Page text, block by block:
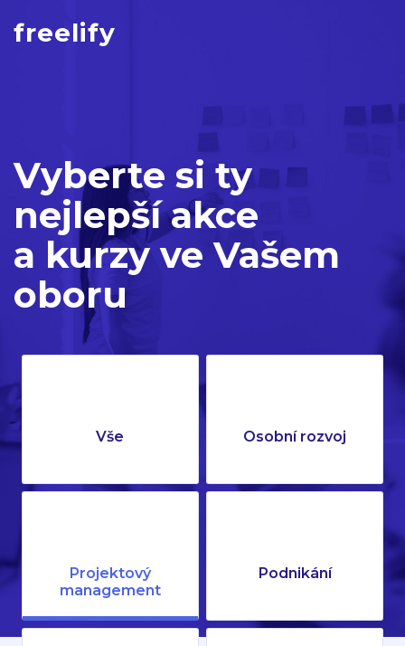
freelify
Vyberte si ty
nejlepší akce
a kurzy ve Vašem
oboru
Vše Osobní rozvoj
Projektový
management
Podnikání